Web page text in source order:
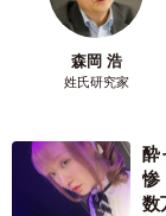
森岡 浩
姓氏研究家
酔
惨
数